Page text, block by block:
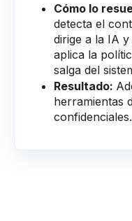
Cómo lo
detecta el
dirige a la IA
aplica la
salga del
Resultado:
herramientas
confidenciales.